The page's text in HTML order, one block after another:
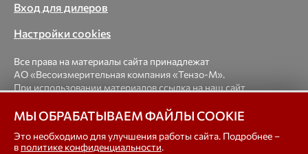
Вход для дилеров
Настройки cookies
Все права на материалы сайта принадлежат
АО «Весоизмерительная компания «Тензо-М».
При использовании материалов ссылка на наш сайт
© 1998-2026 Весоизмерительная компания «Тензо-М» —
платформенные, крановые, вагонные, бункерные,
МЫ ОБРАБАТЫВАЕМ ФАЙЛЫ COOKIE
Это необходимо для улучшения работы сайта. Подробнее –
в политике конфиденциальности.